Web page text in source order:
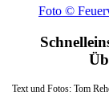
Foto ©
Text und Fotos: Tom